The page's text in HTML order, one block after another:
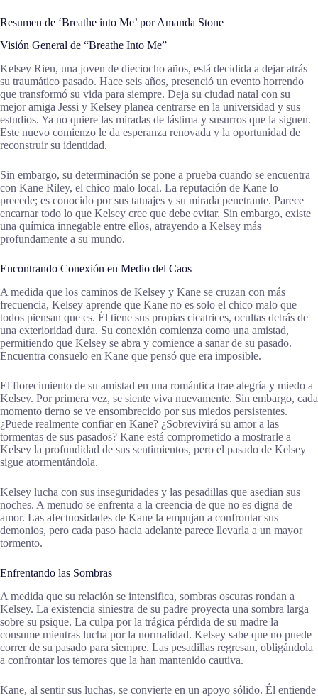
Resumen de ‘Breathe into Me’ por Amanda Stone
Visión General de “Breathe Into Me”
Kelsey Rien, una joven de dieciocho años, está decidida a dejar atrás
su traumático pasado. Hace seis años, presenció un evento horrendo
que transformó su vida para siempre. Deja su ciudad natal con su
mejor amiga Jessi y Kelsey planea centrarse en la universidad y sus
estudios. Ya no quiere las miradas de lástima y susurros que la siguen.
Este nuevo comienzo le da esperanza renovada y la oportunidad de
reconstruir su identidad.
Sin embargo, su determinación se pone a prueba cuando se encuentra
con Kane Riley, el chico malo local. La reputación de Kane lo
precede; es conocido por sus tatuajes y su mirada penetrante. Parece
encarnar todo lo que Kelsey cree que debe evitar. Sin embargo, existe
una química innegable entre ellos, atrayendo a Kelsey más
profundamente a su mundo.
Encontrando Conexión en Medio del Caos
A medida que los caminos de Kelsey y Kane se cruzan con más
frecuencia, Kelsey aprende que Kane no es solo el chico malo que
todos piensan que es. Él tiene sus propias cicatrices, ocultas detrás de
una exterioridad dura. Su conexión comienza como una amistad,
permitiendo que Kelsey se abra y comience a sanar de su pasado.
Encuentra consuelo en Kane que pensó que era imposible.
El florecimiento de su amistad en una romántica trae alegría y miedo a
Kelsey. Por primera vez, se siente viva nuevamente. Sin embargo, cada
momento tierno se ve ensombrecido por sus miedos persistentes.
¿Puede realmente confiar en Kane? ¿Sobrevivirá su amor a las
tormentas de sus pasados? Kane está comprometido a mostrarle a
Kelsey la profundidad de sus sentimientos, pero el pasado de Kelsey
sigue atormentándola.
Kelsey lucha con sus inseguridades y las pesadillas que asedian sus
noches. A menudo se enfrenta a la creencia de que no es digna de
amor. Las afectuosidades de Kane la empujan a confrontar sus
demonios, pero cada paso hacia adelante parece llevarla a un mayor
tormento.
Enfrentando las Sombras
A medida que su relación se intensifica, sombras oscuras rondan a
Kelsey. La existencia siniestra de su padre proyecta una sombra larga
sobre su psique. La culpa por la trágica pérdida de su madre la
consume mientras lucha por la normalidad. Kelsey sabe que no puede
correr de su pasado para siempre. Las pesadillas regresan, obligándola
a confrontar los temores que la han mantenido cautiva.
Kane, al sentir sus luchas, se convierte en un apoyo sólido. Él entiende